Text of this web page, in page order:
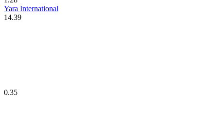
Yara International
14.39
0.35